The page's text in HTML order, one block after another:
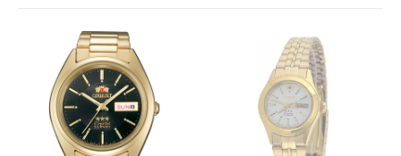
НЕТ В НАЛИЧИИ